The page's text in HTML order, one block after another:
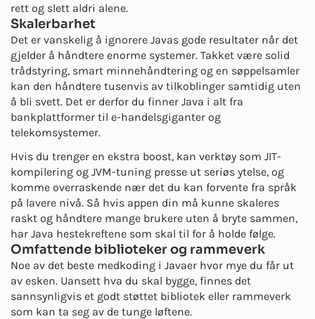
rett og slett aldri alene.
Skalerbarhet
Det er vanskelig å ignorere Javas gode resultater når det
gjelder å håndtere enorme systemer. Takket være solid
trådstyring, smart minnehåndtering og en søppelsamler
kan den håndtere tusenvis av tilkoblinger samtidig uten
å bli svett. Det er derfor du finner Java i alt fra
bankplattformer til e-handelsgiganter og
telekomsystemer.
Hvis du trenger en ekstra boost, kan verktøy som JIT-
kompilering og JVM-tuning presse ut seriøs ytelse, og
komme overraskende nær det du kan forvente fra språk
på lavere nivå. Så hvis appen din må kunne skaleres
raskt og håndtere mange brukere uten å bryte sammen,
har Java hestekreftene som skal til for å holde følge.
Omfattende biblioteker og rammeverk
Noe av det beste medkoding i Javaer hvor mye du får ut
av esken. Uansett hva du skal bygge, finnes det
sannsynligvis et godt støttet bibliotek eller rammeverk
som kan ta seg av de tunge løftene.